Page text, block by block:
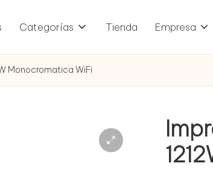
Categorías Tienda Empresa
Monocromatica WiFi